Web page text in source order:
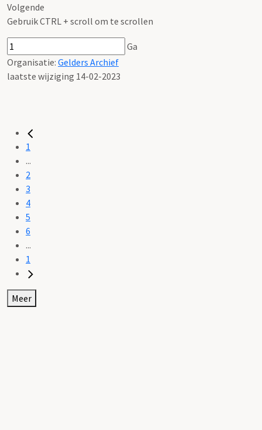
Volgende
Gebruik CTRL + scroll om te scrollen
Ga
Organisatie: Gelders Archief
laatste wijziging 14-02-2023
1
...
2
3
4
5
6
...
1
Meer